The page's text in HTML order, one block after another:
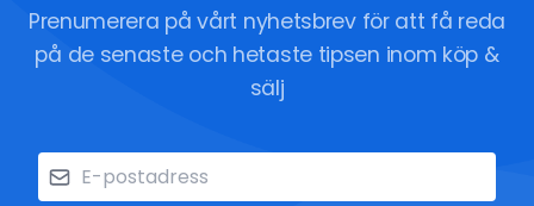
Prenumerera på vårt nyhetsbrev för att få reda
på de senaste och hetaste tipsen inom köp &
sälj